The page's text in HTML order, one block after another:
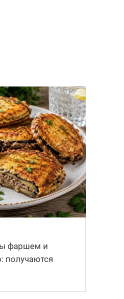
фаршем и
получаются